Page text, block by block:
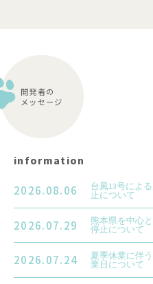
開発者の
メッセージ
information
2026.08.06
台風13号によ
止について
2026.07.29
熊本県を中心
停止について
2026.07.24
夏季休業に伴
業日について